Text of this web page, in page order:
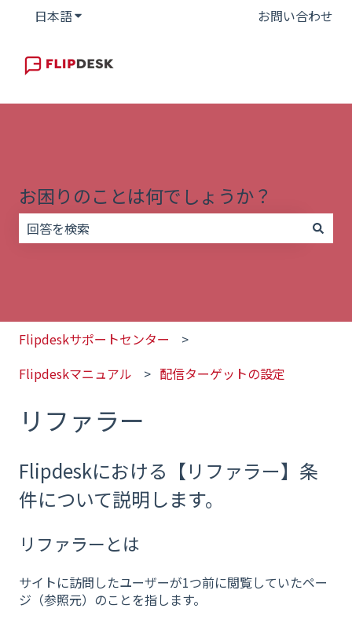
日本語翻訳のサブメニューを表示 お問い合わせ
お困りのことは何でしょうか？
Flipdeskサポートセンター
Flipdeskマニュアル
配信ターゲットの設定
リファラー
Flipdeskにおける【リファラー】条
件について説明します。
リファラーとは
サイトに訪問したユーザーが1つ前に閲覧していたペー
ジ（参照元）のことを指します。